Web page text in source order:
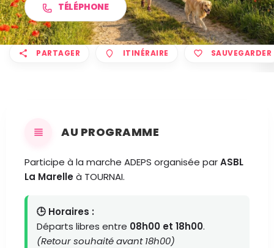
TÉLÉPHONE
PARTAGER ITINÉRAIRE SAUVEGARDER
AU PROGRAMME
Participe à la marche ADEPS organisée parASBL
La Marelleà TOURNAI.
🕒 Horaires :
Départs libres entre 08h00 et 18h00.
(Retour souhaité avant 18h00)